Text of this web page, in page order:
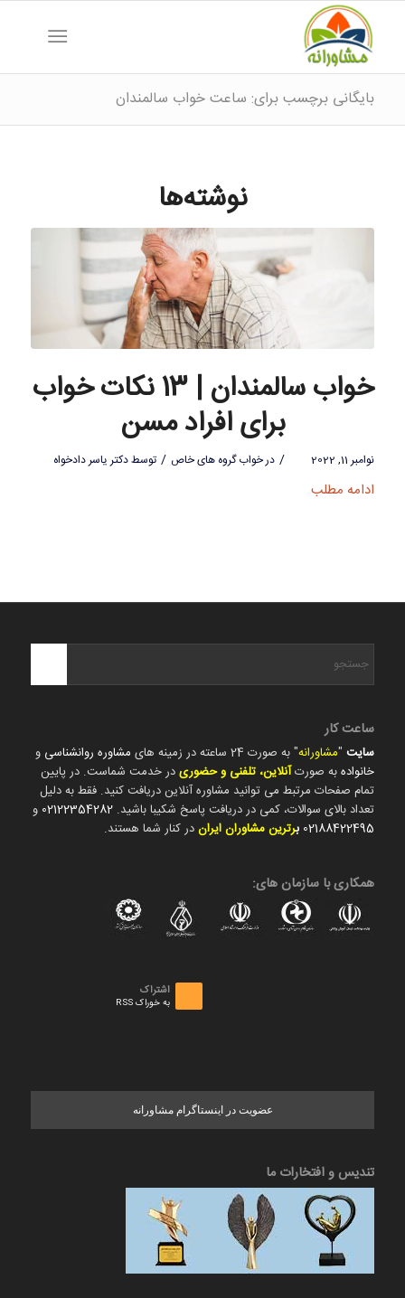
بایگانی برچسب برای: ساعت خواب سالمندان
نوشته‌ها
خواب سالمندان | 13 نکات خواب
برای افراد مسن
نوامبر 11, 2022 / درخواب گروه های خاص / توسطدکتر یاسر دادخواه
ادامه مطلب
ساعت کار
سایت"مشاورانه" به صورت 24 ساعته در زمینه های مشاوره روانشناسی و
خانوادهبه صورتآنلاین، تلفنی و حضوریدر خدمت شماست. در پایین
تمام صفحات مرتبط می توانید مشاوره آنلاین دریافت کنید. فقط به دلیل
تعداد بالای سوالات، کمی در دریافت پاسخ شکیبا باشید. 02122354282 و
02188422495 برترین مشاوران ایراندر کنار شما هستند.
همکاری با سازمان های:
اشتراک
به خوراک RSS
عضویت در اینستاگرام مشاورانه
تندیس و افتخارات ما